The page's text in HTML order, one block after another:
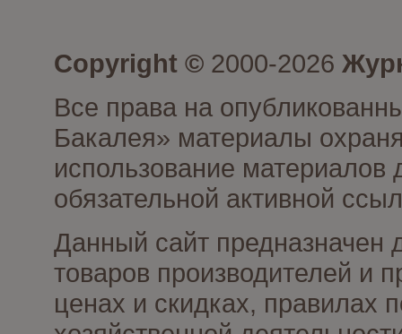
Copyright © 2000-2026
Все права на
Бакалея» материалы
использование материалов
обязательной активной
Данный сайт предназначен
товаров производителей и
ценах и скидках, правилах